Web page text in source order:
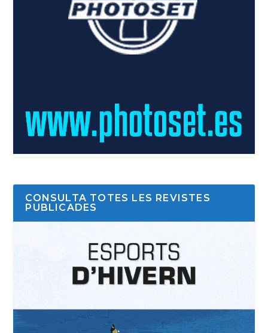
CONSULTA TOTES LES REVISTES
PUBLICADES